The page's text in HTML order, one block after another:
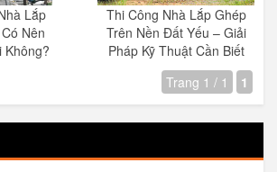
Lắp
Nên
Không?
Thi Công Nhà Lắp Ghép
Trên Nền Đất Yếu – Giải
Pháp Kỹ Thuật Cần Biết
Trang 1 / 1
1